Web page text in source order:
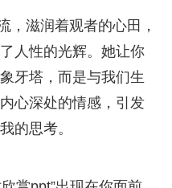
，滋润着观者的心田，
人性的光辉。她让你
牙塔，而是与我们生
心深处的情感，引发
的思考。